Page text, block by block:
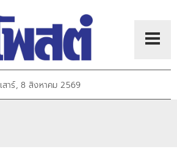
เสาร์, 8 สิงหาคม 2569